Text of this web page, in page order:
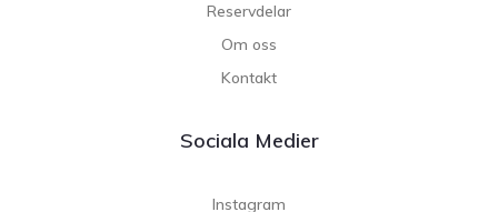
Reservdelar
Om oss
Kontakt
Sociala Medier
Instagram